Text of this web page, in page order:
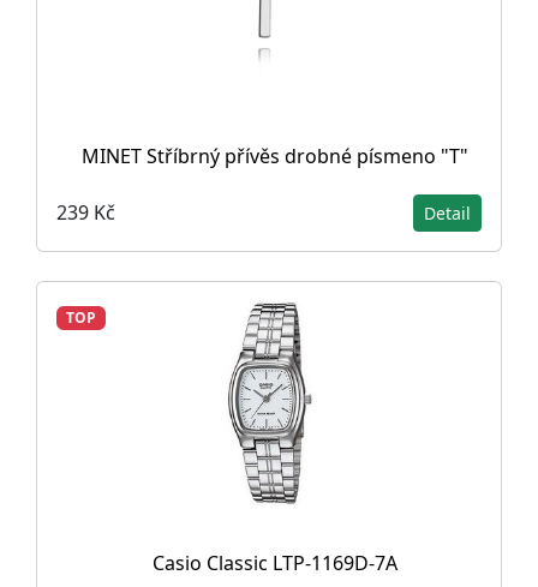
MINET Stříbrný přívěs drobné písmeno "T"
239 Kč Detail
TOP
Casio Classic LTP-1169D-7A